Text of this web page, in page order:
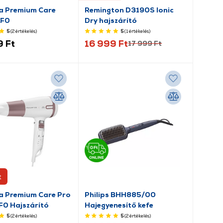
Premium Care
5(2értékelés)
Ft
Remington D3190S Ionic
Dry hajszárító
5(1 értékelés)
16 999 Ft17 999 Ft
Premium Care Pro
Hajszárító
5(2értékelés)
Philips BHH885/00
Hajegyenesítő kefe
5(2értékelés)